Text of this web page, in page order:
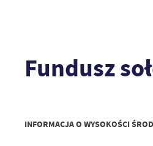
Fundusz
INFORMACJA O WYSOKOŚCI